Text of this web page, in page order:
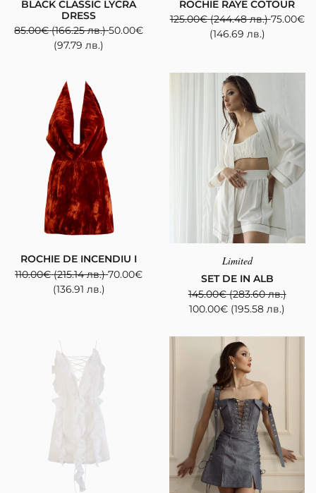
BLACK CLASSIC LYCRA
DRESS
85.00€ (166.25 лв.) 50.00€
(97.79 лв.)
ROCHIE RAYE COTOUR
125.00€ (244.48 лв.) 75.00€
(146.69 лв.)
ROCHIE DE INCENDIU I
110.00€ (215.14 лв.) 70.00€
(136.91 лв.)
Limited
SET DE IN ALB
145.00€ (283.60 лв.)
100.00€ (195.58 лв.)